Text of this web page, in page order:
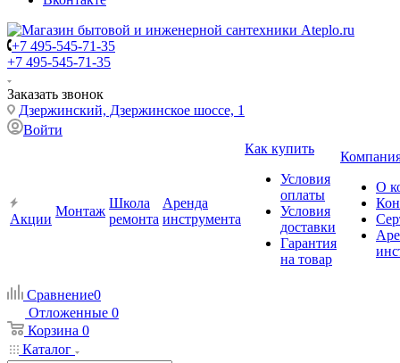
+7 495-545-71-35
+7 495-545-71-35
Заказать звонок
Дзержинский, Дзержинское шоссе, 1
Войти
Акции
Монтаж
Школа
ремонта
Аренда
инструмента
Как купить
Условия
оплаты
Условия
доставки
Гарантия
на товар
О
Сравнение0
Отложенные 0
Корзина 0
Каталог